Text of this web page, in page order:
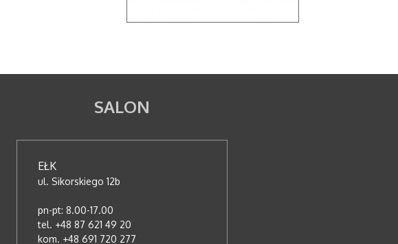
SALON
EŁK
ul. Sikorskiego 12b
pn-pt: 8.00-17.00
tel. +48 87 621 49 20
kom. +48 691 720 277